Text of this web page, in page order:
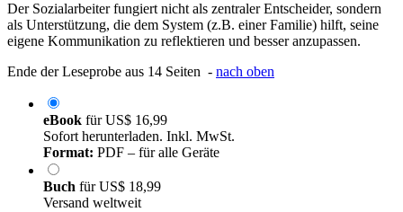
Der Sozialarbeiter fungiert nicht als zentraler Entscheider, sondern
als Unterstützung, die dem System (z.B. einer Familie) hilft, seine
eigene Kommunikation zu reflektieren und besser anzupassen.
Ende der Leseprobe aus 14 Seiten - nach oben
eBook fürUS$ 16,99
Sofort herunterladen. Inkl. MwSt.
Format: PDF – für alle Geräte
Buch fürUS$ 18,99
Versand weltweit